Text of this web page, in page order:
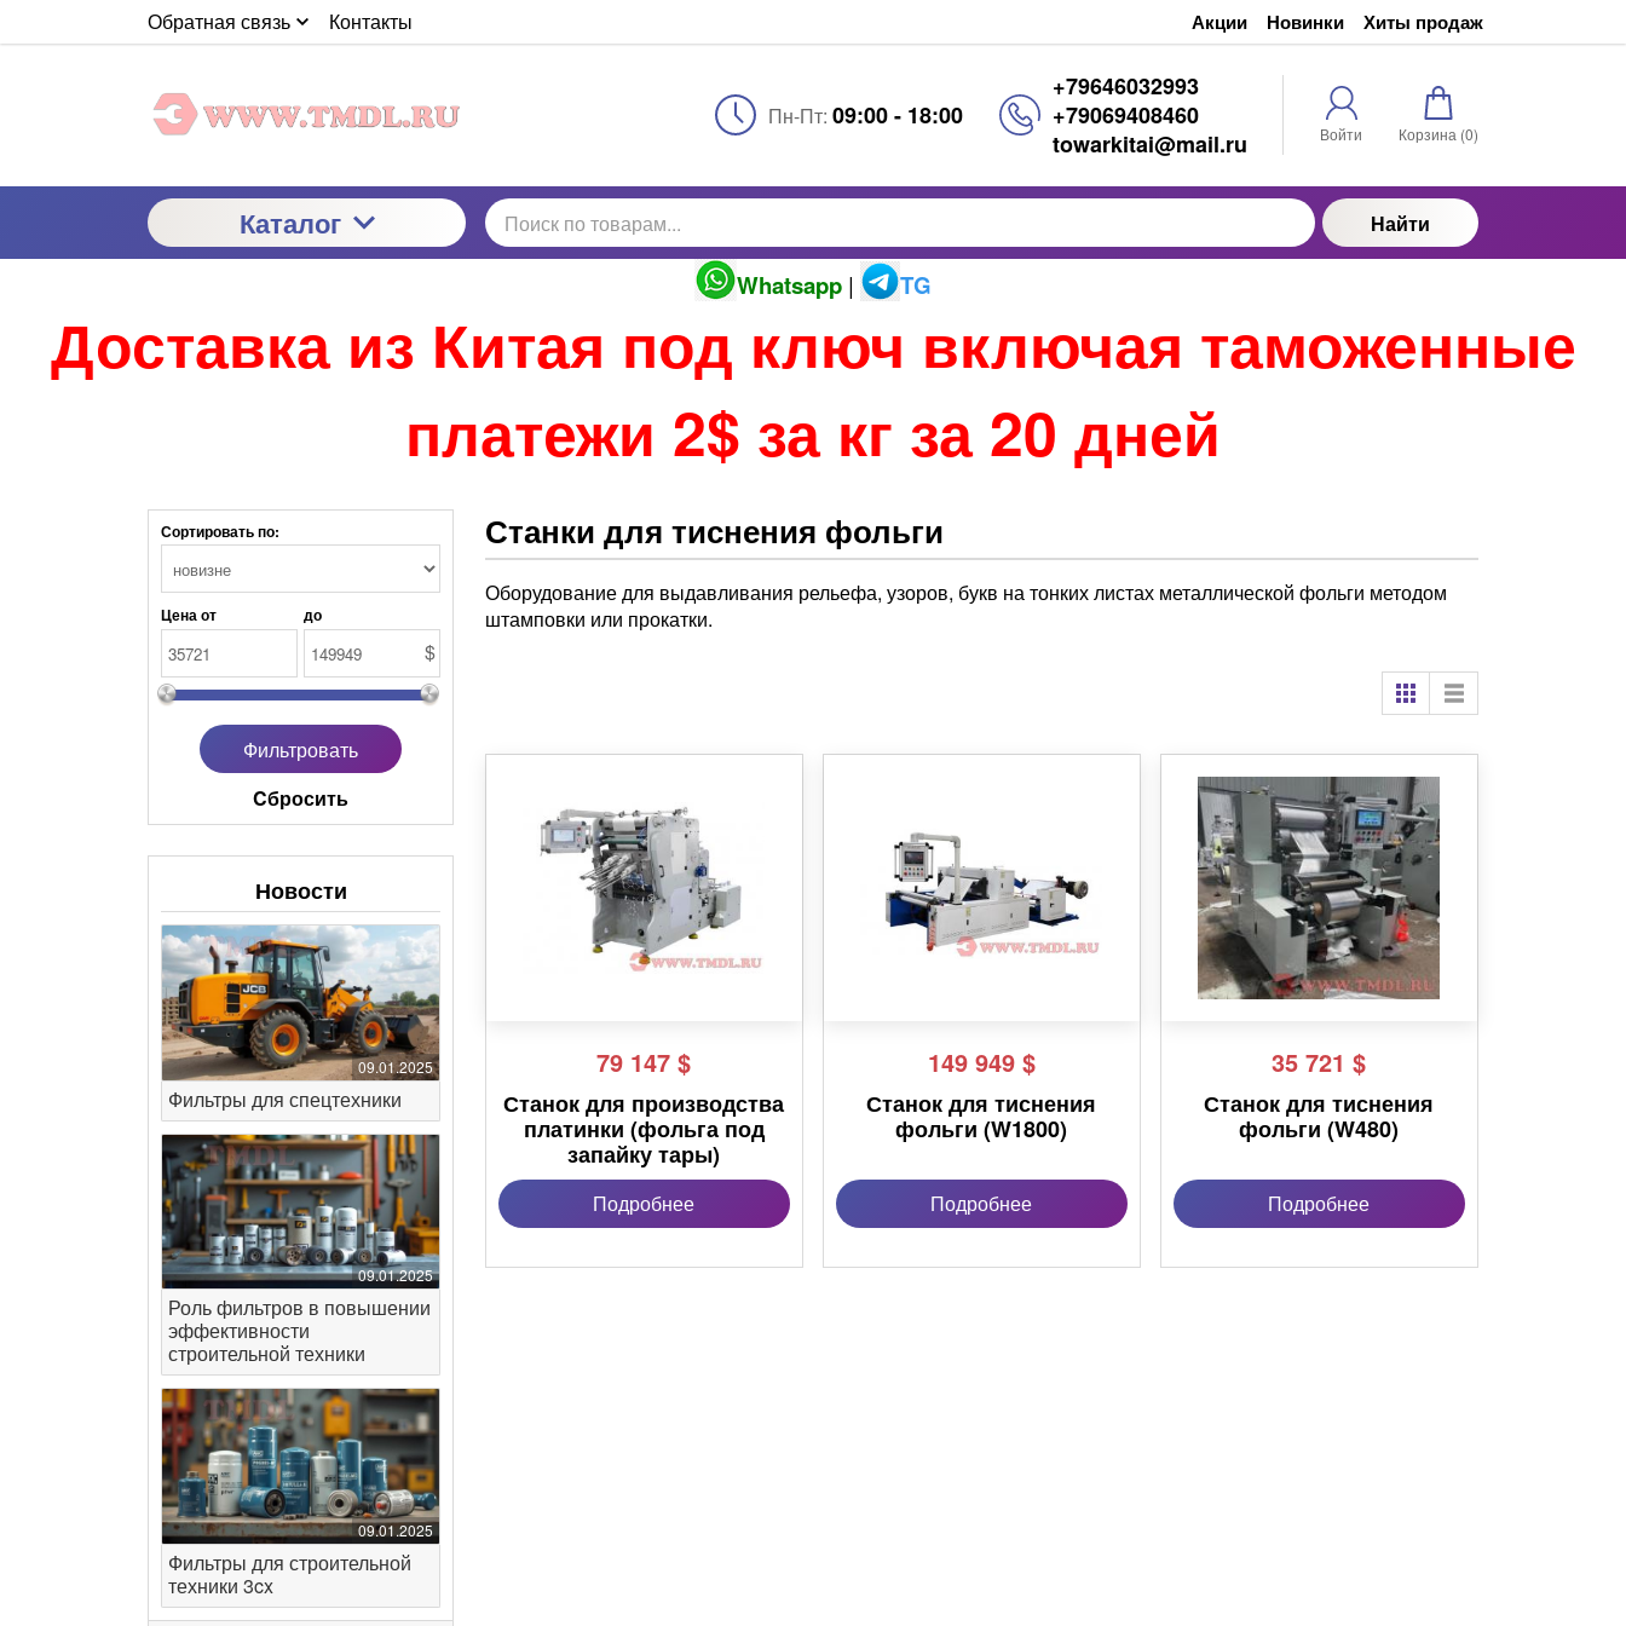
Обратная связь Контакты Акции Новинки Хиты продаж
Пн-Пт: 09:00 - 18:00
+79646032993
+79069408460
towarkitai@mail.ru
Войти Корзина (0)
Каталог Найти
Whatsapp | TG
Доставка из Китая под ключ включая таможенные
платежи 2$ за кг за 20 дней
Сортировать по:
Цена от до
$
Cбросить
Новости
09.01.2025
Фильтры для спецтехники
09.01.2025
Роль фильтров в повышении
эффективности
строительной техники
09.01.2025
Фильтры для строительной
техники 3cx
Станки для тиснения фольги
Оборудование для выдавливания рельефа, узоров, букв на тонких листах металлической фольги методом
штамповки или прокатки.
79 147 $
Станок для производства
платинки (фольга под
запайку тары)
Подробнее
149 949 $
Станок для тиснения
фольги (W1800)
Подробнее
35 721 $
Станок для тиснения
фольги (W480)
Подробнее